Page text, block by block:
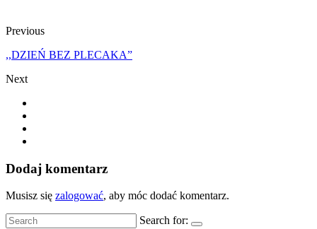
Previous
,,DZIEŃ BEZ PLECAKA”
Next
Dodaj komentarz
Musisz się zalogować, aby móc dodać komentarz.
Search for: